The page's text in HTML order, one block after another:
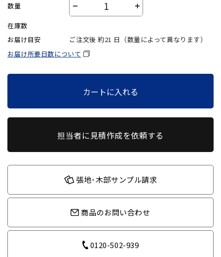
数量 － ＋
在庫数
お届け目安
ご注文後 約21 日（数量によって異なります）
お届け所要日数について
カートに入れる
担当者に見積作成を依頼する
張地･木部サンプル請求
商品のお問い合わせ
0120-502-939